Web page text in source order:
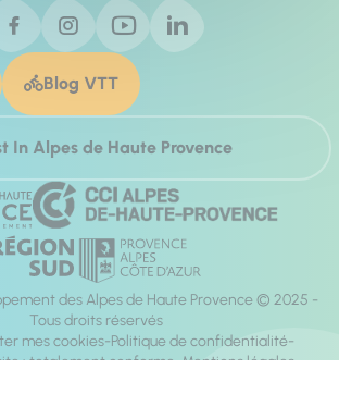
Blog VTT
In Alpes de Haute Provence
des Alpes de Haute Provence © 2025 -
Tous droits réservés
mes cookies Politique de confidentialité
: totalement conforme Mentions légales